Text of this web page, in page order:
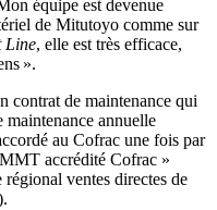
équipe est devenue
de Mitutoyo comme sur
Line, elle est très efficace,
».
contrat de maintenance qui
maintenance annuelle
au Cofrac une fois par
accrédité Cofrac »
ventes directes de